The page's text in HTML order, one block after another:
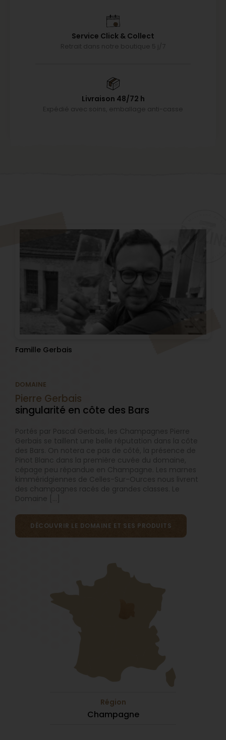
Service Click & Collect
Retrait dans notre boutique 5 j/7
Livraison 48/72 h
Expédié avec soins, emballage anti-casse
Famille Gerbais
DOMAINE
Pierre Gerbais
singularité en côte des Bars
Portés par Pascal Gerbais, les Champagnes Pierre
Gerbais se taillent une belle réputation dans la côte
des Bars. On notera ce pas de côté, la présence de
Pinot Blanc dans la première cuvée du domaine,
cépage peu répandue en Champagne. Les marnes
kimméridgiennes de Celles-Sur-Ources nous livrent
des champagnes racés de grandes classes. Le
Domaine […]
DÉCOUVRIR LE DOMAINE ET SES PRODUITS
Région
Champagne